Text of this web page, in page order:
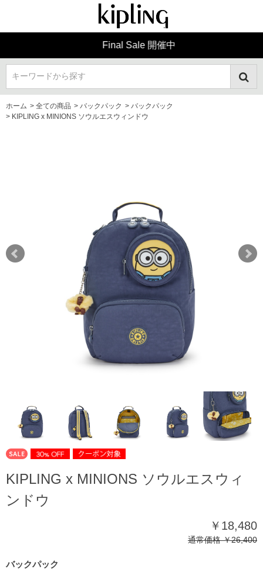
Final Sale 開催中
キーワードから探す
ホーム > 全ての商品 > バックパック > バックパック
> KIPLING x MINIONS ソウルエスウィンドウ
KIPLING x MINIONS ソウルエスウィ
ンドウ
バックパック
￥18,480
通常価格￥26,400